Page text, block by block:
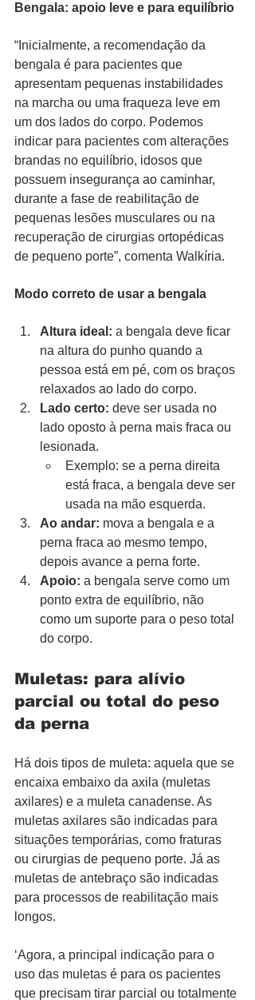
Bengala: apoio leve e para equilíbrio
“Inicialmente, a recomendação da
bengala é para pacientes que
apresentam pequenas instabilidades
na marcha ou uma fraqueza leve em
um dos lados do corpo. Podemos
indicar para pacientes com alterações
brandas no equilíbrio, idosos que
possuem insegurança ao caminhar,
durante a fase de reabilitação de
pequenas lesões musculares ou na
recuperação de cirurgias ortopédicas
de pequeno porte”, comenta Walkíria.
Modo correto de usar a bengala
Altura ideal: a bengala deve ficar
na altura do punho quando a
pessoa está em pé, com os braços
relaxados ao lado do corpo.
Lado certo: deve ser usada no
lado oposto à perna mais fraca ou
lesionada.
Exemplo: se a perna direita
está fraca, a bengala deve ser
usada na mão esquerda.
Ao andar: mova a bengala e a
perna fraca ao mesmo tempo,
depois avance a perna forte.
Apoio: a bengala serve como um
ponto extra de equilíbrio, não
como um suporte para o peso total
do corpo.
Muletas: para alívio
parcial ou total do peso
da perna
Há dois tipos de muleta: aquela que se
encaixa embaixo da axila (muletas
axilares) e a muleta canadense. As
muletas axilares são indicadas para
situações temporárias, como fraturas
ou cirurgias de pequeno porte. Já as
muletas de antebraço são indicadas
para processos de reabilitação mais
longos.
‘Agora, a principal indicação para o
uso das muletas é para os pacientes
que precisam tirar parcial ou totalmente